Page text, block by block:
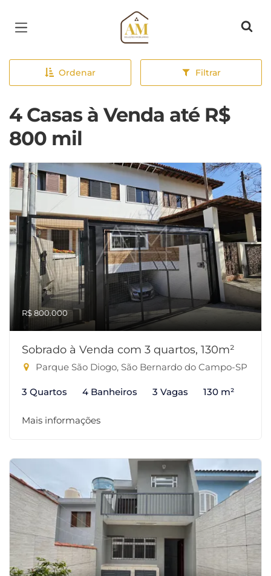
Página inicial
Ordenar Filtrar
4 Casas à Venda até R$
800 mil
R$ 800.000
Sobrado à Venda com 3 quartos, 130m²
Parque São Diogo, São Bernardo do Campo-SP
3 Quartos 4 Banheiros 3 Vagas 130 m²
Mais informações